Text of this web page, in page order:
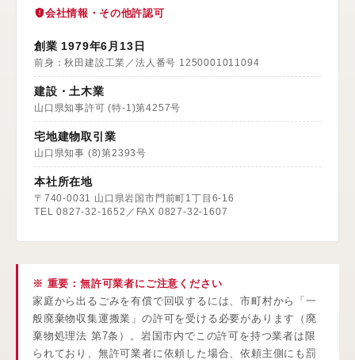
会社情報・その他許認可
創業 1979年6月13日
前身：秋田建設工業／法人番号 1250001011094
建設・土木業
山口県知事許可 (特-1)第4257号
宅地建物取引業
山口県知事 (8)第2393号
本社所在地
〒740-0031 山口県岩国市門前町1丁目6-16
TEL 0827-32-1652／FAX 0827-32-1607
※ 重要：無許可業者にご注意ください
家庭から出るごみを有償で回収するには、市町村から「一
般廃棄物収集運搬業」の許可を受ける必要があります（廃
棄物処理法 第7条）。岩国市内でこの許可を持つ業者は限
られており、無許可業者に依頼した場合、依頼主側にも罰